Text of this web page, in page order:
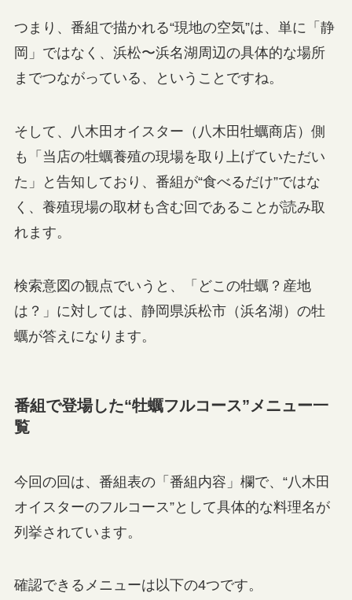
つまり、番組で描かれる“現地の空気”は、単に「静
岡」ではなく、浜松〜浜名湖周辺の具体的な場所
までつながっている、ということですね。
そして、八木田オイスター（八木田牡蠣商店）側
も「当店の牡蠣養殖の現場を取り上げていただい
た」と告知しており、番組が“食べるだけ”ではな
く、養殖現場の取材も含む回であることが読み取
れます。
検索意図の観点でいうと、「どこの牡蠣？産地
は？」に対しては、静岡県浜松市（浜名湖）の牡
蠣が答えになります。
番組で登場した“牡蠣フルコース”メニュー一
覧
今回の回は、番組表の「番組内容」欄で、“八木田
オイスターのフルコース”として具体的な料理名が
列挙されています。
確認できるメニューは以下の4つです。